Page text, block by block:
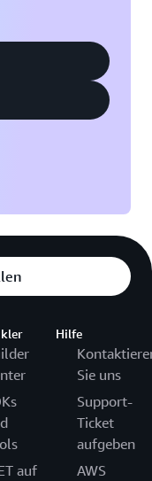
auf
Hilfe
Sie uns
Support-
Ticket
aufgeben
AWS